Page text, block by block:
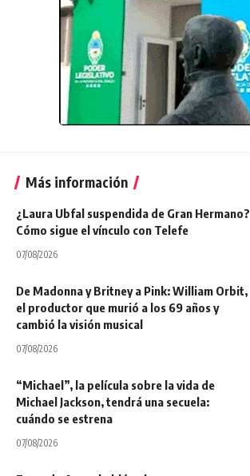
Más información
¿Laura Ubfal suspendida de Gran Hermano?
Cómo sigue el vínculo con Telefe
07/08/2026
De Madonna y Britney a Pink: William Orbit,
el productor que murió a los 69 años y
cambió la visión musical
07/08/2026
“Michael”, la película sobre la vida de
Michael Jackson, tendrá una secuela:
cuándo se estrena
07/08/2026